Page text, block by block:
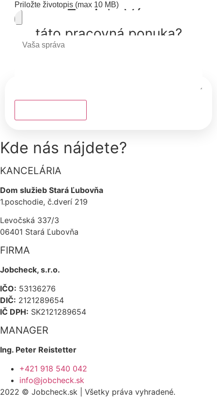
Zaujala Vás
táto pracovná ponuka?
Priložte životopis (max 10 MB)
Kde nás nájdete?
KANCELÁRIA
Dom služieb Stará Ľubovňa
1.poschodie, č.dverí 219
Levočská 337/3
06401 Stará Ľubovňa
FIRMA
Jobcheck, s.r.o.
IČO: 53136276
DIČ: 2121289654
IČ DPH: SK2121289654
MANAGER
Ing. Peter Reistetter
+421 918 540 042
info@jobcheck.sk
2022 © Jobcheck.sk | Všetky práva vyhradené.